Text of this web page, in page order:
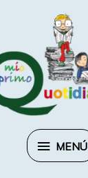
MENÚ
MENÚ